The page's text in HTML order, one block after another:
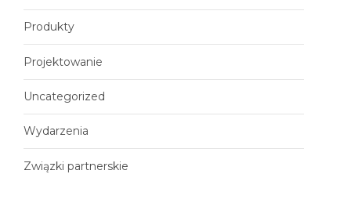
Produkty
Projektowanie
Uncategorized
Wydarzenia
Związki partnerskie